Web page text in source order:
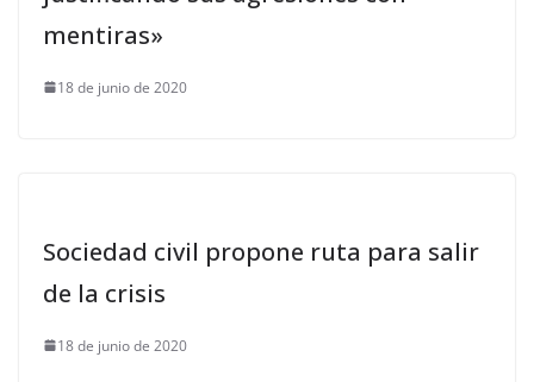
mentiras»
18 de junio de 2020
Sociedad civil propone ruta para salir
de la crisis
18 de junio de 2020